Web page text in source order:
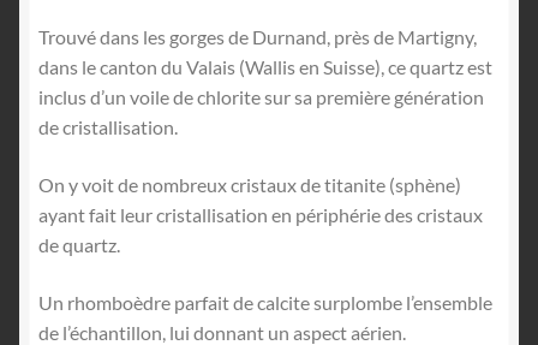
Trouvé dans les gorges de Durnand, près de Martigny,
dans le canton du Valais (Wallis en Suisse), ce quartz est
inclus d’un voile de chlorite sur sa première génération
de cristallisation.
On y voit de nombreux cristaux de titanite (sphène)
ayant fait leur cristallisation en périphérie des cristaux
de quartz.
Un rhomboèdre parfait de calcite surplombe l’ensemble
de l’échantillon, lui donnant un aspect aérien.